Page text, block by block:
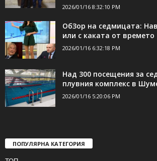
2026/01/16 8:32:10 PM
ОбЗор на седмицата:
или с каката от времето
2026/01/16 6:32:18 PM
Над 300 посещения за
плувния комплекс в
2026/01/16 5:20:06 PM
ПОПУЛЯРНА КАТЕГОРИЯ